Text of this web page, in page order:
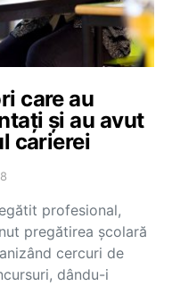
care au
și au avut
carierei
profesional,
pregătirea școlară
cercuri de
dându-i